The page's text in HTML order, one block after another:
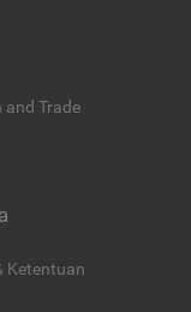
and Trade
Ketentuan